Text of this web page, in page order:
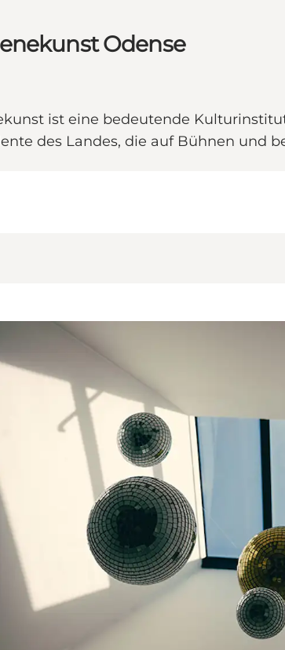
Odense
ist eine bedeutende
des Landes, die auf Bühnen und